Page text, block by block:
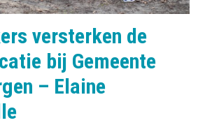
versterken de
bij Gemeente
– Elaine